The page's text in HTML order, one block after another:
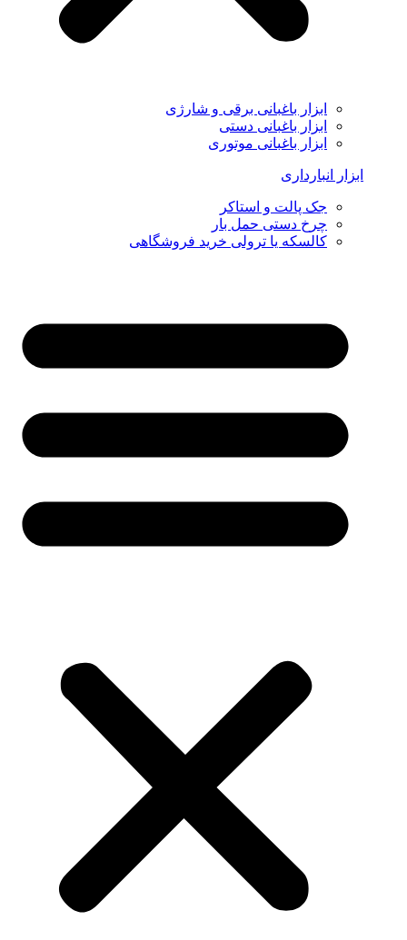
ابزار باغبانی برقی و شارژی
ابزار باغبانی دستی
ابزار باغبانی موتوری
ابزار انبارداری
جک پالت و استاکر
چرخ دستی حمل بار
کالسکه یا ترولی خرید فروشگاهی